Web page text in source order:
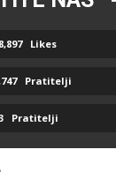
Likes
Pratitelji
Pratitelji